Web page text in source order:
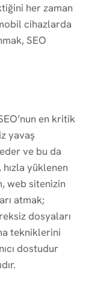
her zaman
cihazlarda
SEO
en kritik
yavaş
ve bu da
hızla yüklenen
web sitenizin
atmak;
dosyaları
tekniklerini
dostudur